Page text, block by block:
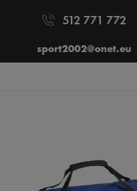
512 771 772
sport2002@onet.eu